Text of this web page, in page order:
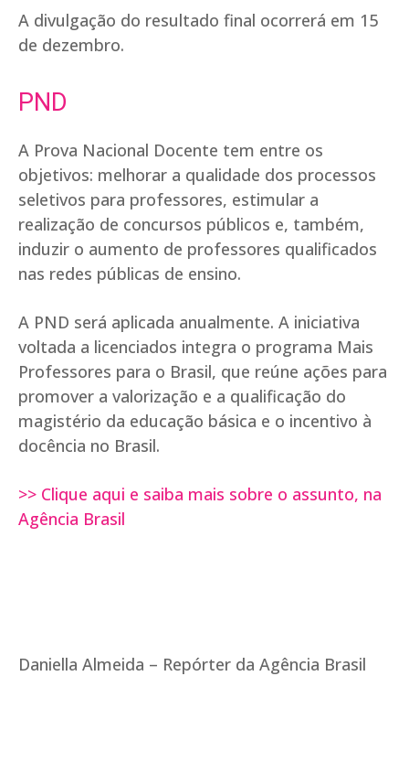
A divulgação do resultado final ocorrerá em 15
de dezembro.
PND
A Prova Nacional Docente tem entre os
objetivos: melhorar a qualidade dos processos
seletivos para professores, estimular a
realização de concursos públicos e, também,
induzir o aumento de professores qualificados
nas redes públicas de ensino.
A PND será aplicada anualmente. A iniciativa
voltada a licenciados integra o programa Mais
Professores para o Brasil, que reúne ações para
promover a valorização e a qualificação do
magistério da educação básica e o incentivo à
docência no Brasil.
>> Clique aqui e saiba mais sobre o assunto, na
Agência Brasil
Daniella Almeida – Repórter da Agência Brasil